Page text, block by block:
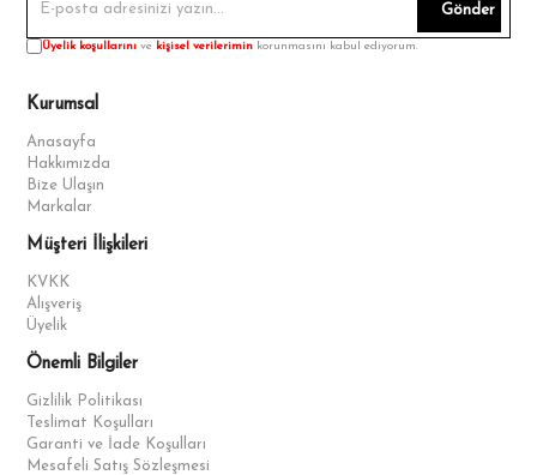
Gönder
Üyelik koşullarını ve kişisel verilerimin korunmasını kabul ediyorum.
Kurumsal
Anasayfa
Hakkımızda
Bize Ulaşın
Markalar
Müşteri İlişkileri
KVKK
Alışveriş
Üyelik
Önemli Bilgiler
Gizlilik Politikası
Teslimat Koşulları
Garanti ve İade Koşulları
Mesafeli Satış Sözleşmesi